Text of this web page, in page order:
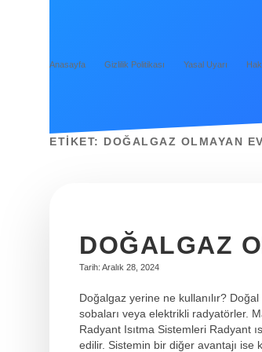
Anasayfa Gizlilik Politikası Yasal Uyarı
ETIKET: DOĞALGAZ OLMAYAN
DOĞALGAZ
Tarih: Aralık 28, 2024
Doğalgaz yerine ne kullanılır? Doğal
sobaları veya elektrikli radyatörler.
Radyant Isıtma Sistemleri Radyant
edilir. Sistemin bir diğer avantajı ise